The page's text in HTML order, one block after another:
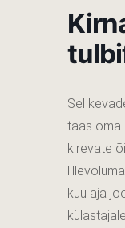
Sel
taas oma
kirevate
kuu aja